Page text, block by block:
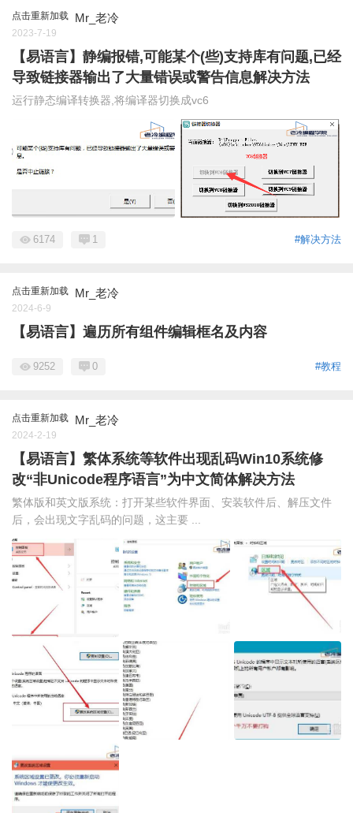
点击重新加载 Mr_老冷
2023-7-19
【易语言】静编报错,可能某个(些)支持库有问题,已经
导致链接器输出了大量错误或警告信息解决方法
运行静态编译转换器,将编译器切换成vc6
#解决方法
6174 1
点击重新加载 Mr_老冷
2024-6-9
【易语言】遍历所有组件编辑框名及内容
#教程
9252 0
点击重新加载 Mr_老冷
2024-2-19
【易语言】繁体系统等软件出现乱码Win10系统修
改“非Unicode程序语言”为中文简体解决方法
繁体版和英文版系统：打开某些软件界面、安装软件后、解压文件
后，会出现文字乱码的问题，这主要 ...